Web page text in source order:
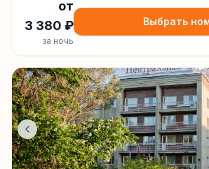
от
3 380 ₽
за ночь
Выбрать